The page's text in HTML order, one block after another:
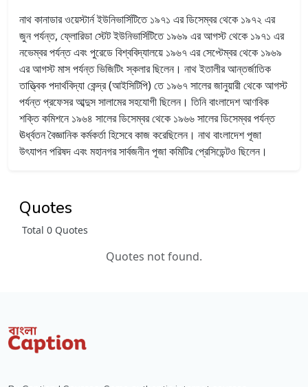
নাথ কানাডার ওয়েস্টার্ন ইউনিভার্সিটিতে ১৯৭১ এর ডিসেম্বর থেকে ১৯৭২ এর
জুন পর্যন্ত, ফ্লোরিডা স্টেট ইউনিভার্সিটিতে ১৯৬৯ এর আগস্ট থেকে ১৯৭১ এর
নভেম্বর পর্যন্ত এবং পুরেডে বিশ্ববিদ্যালয়ে ১৯৬৭ এর সেপ্টেম্বর থেকে ১৯৬৯
এর আগস্ট মাস পর্যন্ত ভিজিটিং স্কলার ছিলেন। নাথ ইতালীরআন্তর্জাতিক
তাত্ত্বিক পদার্থবিদ্যা কেন্দ্র(আইসিটিপি)তে ১৯৬৭ সালের জানুয়ারী থেকে আগস্ট
পর্যন্ত প্রফেসর আব্দুস সালামের সহযোগী ছিলেন। তিনি বাংলাদেশ আণবিক
শক্তি কমিশনে ১৯৬৪ সালের ডিসেম্বর থেকে ১৯৬৬ সালের ডিসেম্বর পর্যন্ত
ঊর্ধ্বতন বৈজ্ঞানিক কর্মকর্তা হিসেবে কাজ করেছিলেন। নাথ বাংলাদেশ পূজা
উৎযাপন পরিষদ এবং মহানগর সার্বজনীন পূজা কমিটির প্রেসিডেন্টও ছিলেন।
Quotes
Total 0 Quotes
Quotes not found.